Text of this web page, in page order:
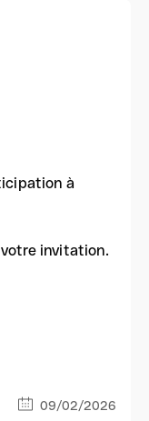
à
votre invitation.
09/02/2026